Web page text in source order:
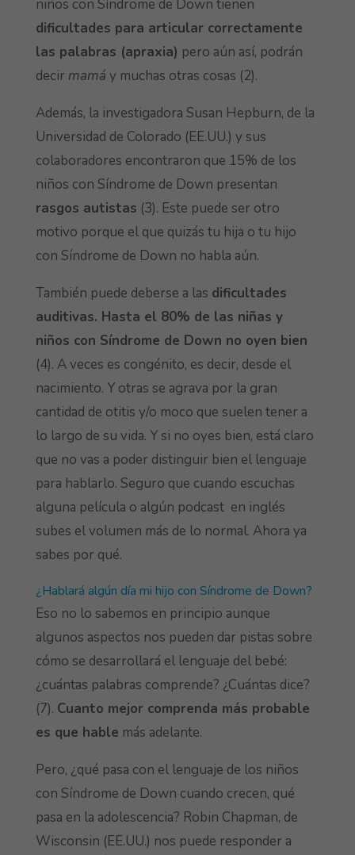
niños con Síndrome de Down tienen
dificultades para articular correctamente
las palabras (apraxia) pero aún así, podrán
decir mamá y muchas otras cosas (2).
Además, la investigadora Susan Hepburn, de la
Universidad de Colorado (EE.UU.) y sus
colaboradores encontraron que 15% de los
niños con Síndrome de Down presentan
rasgos autistas (3). Este puede ser otro
motivo porque el que quizás tu hija o tu hijo
con Síndrome de Down no habla aún.
También puede deberse a las dificultades
auditivas. Hasta el 80% de las niñas y
niños con Síndrome de Down no oyen bien
(4). A veces es congénito, es decir, desde el
nacimiento. Y otras se agrava por la gran
cantidad de otitis y/o moco que suelen tener a
lo largo de su vida. Y si no oyes bien, está claro
que no vas a poder distinguir bien el lenguaje
para hablarlo. Seguro que cuando escuchas
alguna película o algún podcast en inglés
subes el volumen más de lo normal. Ahora ya
sabes por qué.
¿Hablará algún día mi hijo con Síndrome de Down?
Eso no lo sabemos en principio aunque
algunos aspectos nos pueden dar pistas sobre
cómo se desarrollará el lenguaje del bebé:
¿cuántas palabras comprende? ¿Cuántas dice?
(7). Cuanto mejor comprenda más probable
es que hable más adelante.
Pero, ¿qué pasa con el lenguaje de los niños
con Síndrome de Down cuando crecen, qué
pasa en la adolescencia? Robin Chapman, de
Wisconsin (EE.UU.) nos puede responder a